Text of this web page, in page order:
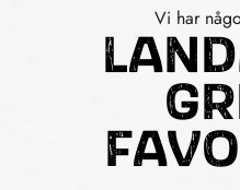
Vi har